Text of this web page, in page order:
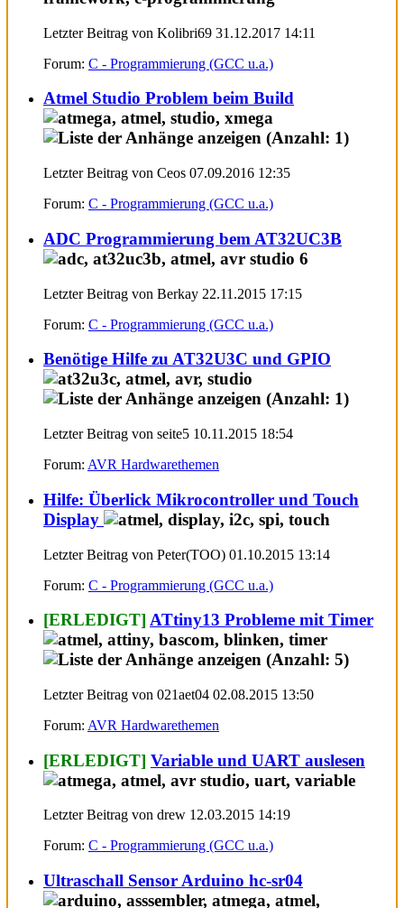
Letzter Beitrag von Kolibri69 31.12.2017 14:11
Forum: C - Programmierung (GCC u.a.)
Atmel Studio Problem beim Build
Letzter Beitrag von Ceos 07.09.2016 12:35
Forum: C - Programmierung (GCC u.a.)
ADC Programmierung bem AT32UC3B
Letzter Beitrag von Berkay 22.11.2015 17:15
Forum: C - Programmierung (GCC u.a.)
Benötige Hilfe zu AT32U3C und GPIO
Letzter Beitrag von seite5 10.11.2015 18:54
Forum: AVR Hardwarethemen
Hilfe: Überlick Mikrocontroller und Touch
Display
Letzter Beitrag von Peter(TOO) 01.10.2015 13:14
Forum: C - Programmierung (GCC u.a.)
[ERLEDIGT] ATtiny13 Probleme mit Timer
Letzter Beitrag von 021aet04 02.08.2015 13:50
Forum: AVR Hardwarethemen
[ERLEDIGT] Variable und UART auslesen
Letzter Beitrag von drew 12.03.2015 14:19
Forum: C - Programmierung (GCC u.a.)
Ultraschall Sensor Arduino hc-sr04